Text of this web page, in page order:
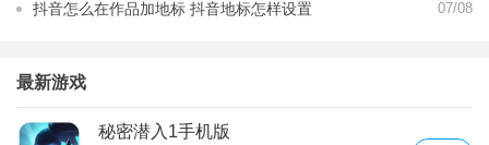
置日期时间
抖音怎么在作品加地标 抖音地标怎样设置 07/08
最新游戏
秘密潜入1手机版